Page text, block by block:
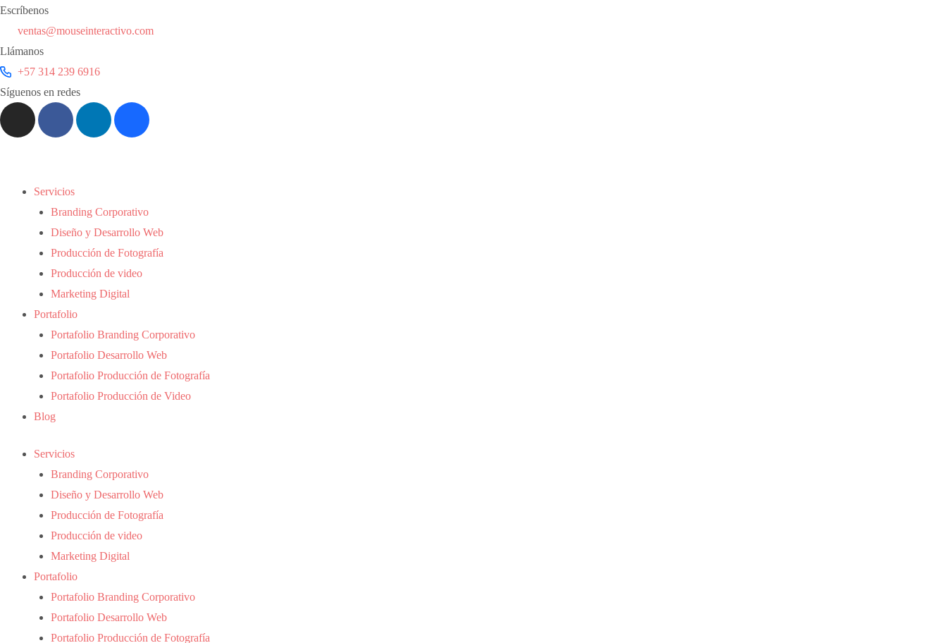
Escríbenos
ventas@mouseinteractivo.com
Llámanos
+57 314 239 6916
Síguenos en redes
Servicios
Branding Corporativo
Diseño y Desarrollo Web
Producción de Fotografía
Producción de video
Marketing Digital
Portafolio
Portafolio Branding Corporativo
Portafolio Desarrollo Web
Portafolio Producción de Fotografía
Portafolio Producción de Video
Blog
Servicios
Branding Corporativo
Diseño y Desarrollo Web
Producción de Fotografía
Producción de video
Marketing Digital
Portafolio
Portafolio Branding Corporativo
Portafolio Desarrollo Web
Portafolio Producción de Fotografía